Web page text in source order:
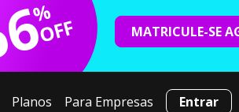
%
OFF MATRICULE-SE
Planos Para Empresas Entrar